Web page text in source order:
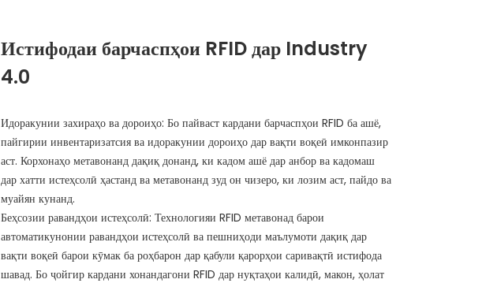
Истифодаи барчаспҳои RFID дар Industry
4.0
Идоракунии захираҳо ва дороиҳо: Бо пайваст кардани барчаспҳои RFID ба ашё,
пайгирии инвентаризатсия ва идоракунии дороиҳо дар вақти воқеӣ имконпазир
аст. Корхонаҳо метавонанд дақиқ донанд, ки кадом ашё дар анбор ва кадомаш
дар хатти истеҳсолӣ ҳастанд ва метавонанд зуд он чизеро, ки лозим аст, пайдо ва
муайян кунанд.
Беҳсозии равандҳои истеҳсолӣ: Технологияи RFID метавонад барои
автоматикунонии равандҳои истеҳсолӣ ва пешниҳоди маълумоти дақиқ дар
вақти воқеӣ барои кӯмак ба роҳбарон дар қабули қарорҳои саривақтӣ истифода
шавад. Бо ҷойгир кардани хонандагони RFID дар нуқтаҳои калидӣ, макон, ҳолат